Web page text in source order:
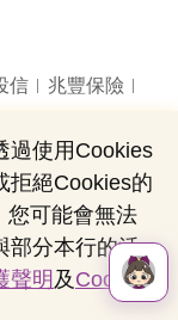
信
兆豐保險
職治理
過使用Cookies
拒絕Cookies的
您可能會無法
部分本行的活
聲明 及 Cookies